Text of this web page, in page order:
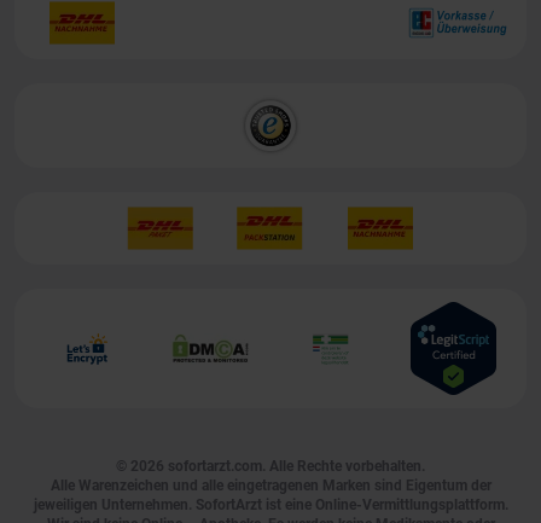
© 2026 sofortarzt.com. Alle Rechte vorbehalten.
Alle Warenzeichen und alle eingetragenen Marken sind Eigentum der
jeweiligen Unternehmen. SofortArzt ist eine Online-Vermittlungsplattform.